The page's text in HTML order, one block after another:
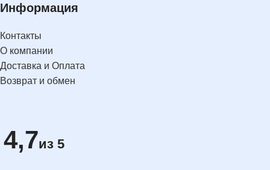
Информация
Контакты
О компании
Доставка и Оплата
Возврат и обмен
4,7из 5